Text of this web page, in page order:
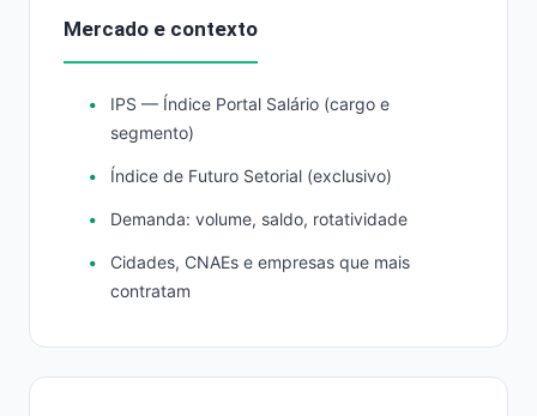
Mercado e contexto
IPS — Índice Portal Salário (cargo e
segmento)
Índice de Futuro Setorial (exclusivo)
Demanda: volume, saldo, rotatividade
Cidades, CNAEs e empresas que mais
contratam